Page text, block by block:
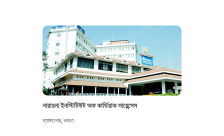
নারায়না ইনস্টিটিউট অফ কার্ডিয়াক সায়েন্সেস
ব্যাঙ্গালোর,ভারত